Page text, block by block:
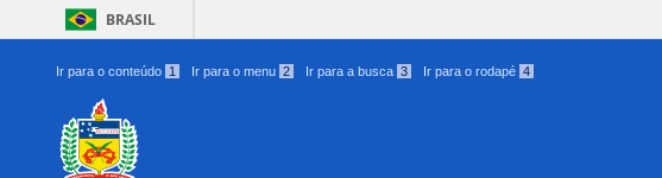
BRASIL
Ir para o conteúdo 1 Ir para o menu 2 Ir para a busca 3 Ir para o rodapé 4